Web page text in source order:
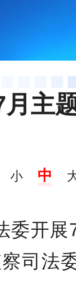
主
小 中
委开展
司法